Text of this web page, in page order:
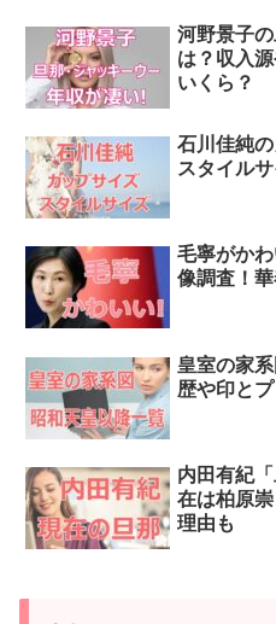
河野景子
は？収入
いくら？
石川佳純
スタイル
毛寧がか
像調査！
皇室の家
歴や印と
内田有紀
在は柏原
理由も